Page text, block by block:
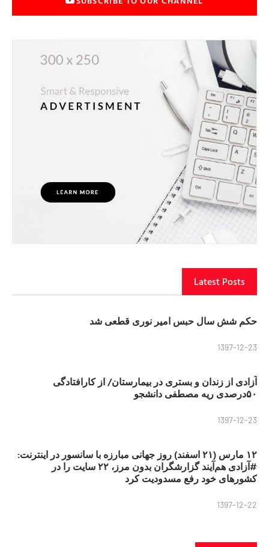
Latest Posts
حکم شش سال حبس امیر نوری قطعی شد
1397-12-23
آزادی از زندان و بستری در بیمارستان/ از کارافتادگی
۵۰درصدی ریه مصطفی دانشجو
1397-12-23
۱۲ مارس (۲۱ اسفند) روز جهانی مبارزه با سانسور در اینترنت:
#آزادی هم‌آیند گزارشگران‌ بدون مرز، ۲۲ سایت را در
کشورهای خود رفع مسدودیت کرد
1397-12-22